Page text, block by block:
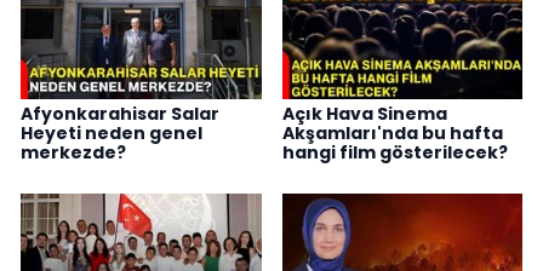
Afyonkarahisar Salar
Heyeti neden genel
merkezde?
Açık Hava Sinema
Akşamları'nda bu hafta
hangi film gösterilecek?